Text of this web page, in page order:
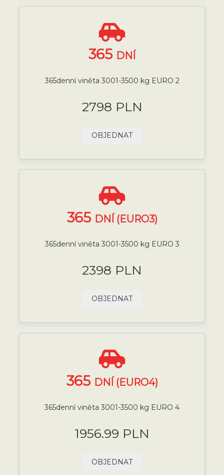
365 DNÍ
365denní viněta 3001-3500 kg EURO 2
2798 PLN
OBJEDNAT
365 DNÍ (EURO3)
365denní viněta 3001-3500 kg EURO 3
2398 PLN
OBJEDNAT
365 DNÍ (EURO4)
365denní viněta 3001-3500 kg EURO 4
1956.99 PLN
OBJEDNAT